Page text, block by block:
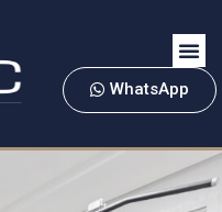
WhatsApp